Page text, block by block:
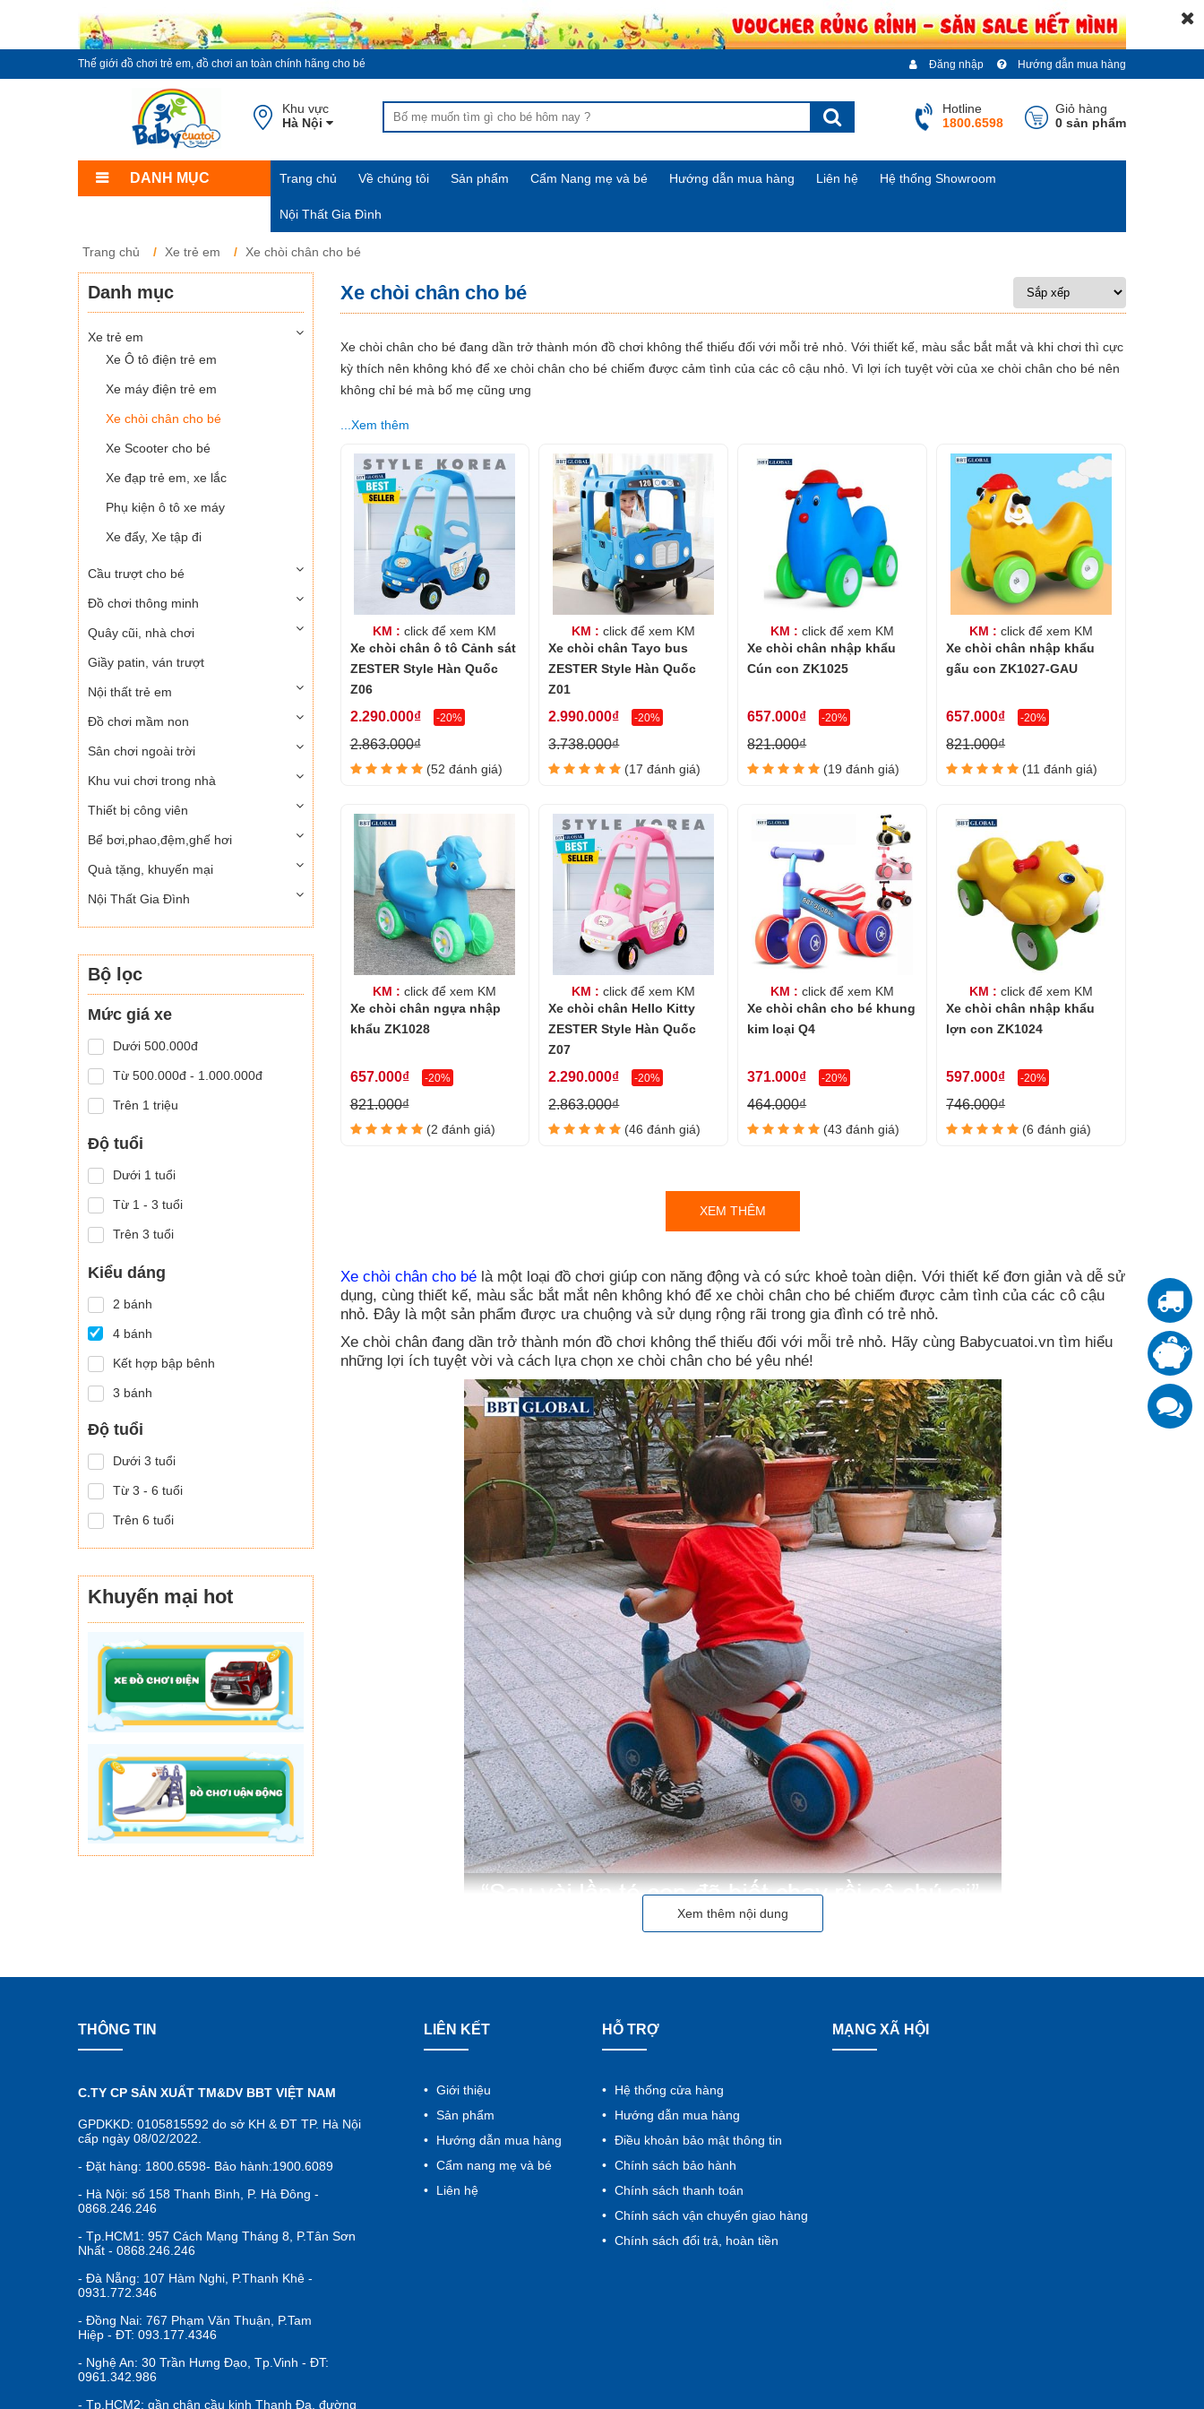
Thế giới đồ chơi trẻ em, đồ chơi an toàn chính hãng cho bé Hướng dẫn mua hàng
Đăng nhập
Khu vực
Hà Nội
Giỏ hàng
0 sản phẩm
Hotline
1800.6598
DANH MỤC Trang chủ Về chúng tôi Sản phẩm Cẩm Nang mẹ và bé Hướng dẫn mua hàng Liên hệ Hệ thống Showroom
Nội Thất Gia Đình
Trang chủ Xe trẻ em Xe chòi chân cho bé
Danh mục
Xe trẻ em
Xe Ô tô điện trẻ em
Xe máy điện trẻ em
Xe chòi chân cho bé
Xe Scooter cho bé
Xe đạp trẻ em, xe lắc
Phụ kiện ô tô xe máy
Xe đẩy, Xe tập đi
Cầu trượt cho bé
Đồ chơi thông minh
Quây cũi, nhà chơi
Giầy patin, ván trượt
Nội thất trẻ em
Đồ chơi mầm non
Sân chơi ngoài trời
Khu vui chơi trong nhà
Thiết bị công viên
Bể bơi,phao,đệm,ghế hơi
Quà tặng, khuyến mại
Nội Thất Gia Đình
Bộ lọc
Mức giá xe
Dưới 500.000đ
Từ 500.000đ - 1.000.000đ
Trên 1 triệu
Độ tuổi
Dưới 1 tuổi
Từ 1 - 3 tuổi
Trên 3 tuổi
Kiểu dáng
2 bánh
4 bánh
Kết hợp bập bênh
3 bánh
Độ tuổi
Dưới 3 tuổi
Từ 3 - 6 tuổi
Trên 6 tuổi
Khuyến mại hot
Xe chòi chân cho bé
Xe chòi chân cho bé đang dần trở thành món đồ chơi không thể thiếu đối với mỗi trẻ nhỏ. Với thiết kế, màu sắc bắt mắt và khi chơi thì cực
kỳ thích nên không khó để xe chòi chân cho bé chiếm được cảm tình của các cô cậu nhỏ. Vì lợi ích tuyệt vời của xe chòi chân cho bé nên
không chỉ bé mà bố mẹ cũng ưng
...Xem thêm
KM : click để xem KM
Xe chòi chân ô tô Cảnh sát
ZESTER Style Hàn Quốc
Z06
2.290.000₫ -20%
2.863.000₫
(52 đánh giá)
KM : click để xem KM
Xe chòi chân Tayo bus
ZESTER Style Hàn Quốc
Z01
2.990.000₫ -20%
3.738.000₫
(17 đánh giá)
KM : click để xem KM
Xe chòi chân nhập khẩu
Cún con ZK1025
657.000₫ -20%
821.000₫
(19 đánh giá)
KM : click để xem KM
Xe chòi chân nhập khẩu
gấu con ZK1027-GAU
657.000₫ -20%
821.000₫
(11 đánh giá)
KM : click để xem KM
Xe chòi chân ngựa nhập
khẩu ZK1028
657.000₫ -20%
821.000₫
(2 đánh giá)
KM : click để xem KM
Xe chòi chân Hello Kitty
ZESTER Style Hàn Quốc
Z07
2.290.000₫ -20%
2.863.000₫
(46 đánh giá)
KM : click để xem KM
Xe chòi chân cho bé khung
kim loại Q4
371.000₫ -20%
464.000₫
(43 đánh giá)
KM : click để xem KM
Xe chòi chân nhập khẩu
lợn con ZK1024
597.000₫ -20%
746.000₫
(6 đánh giá)
XEM THÊM
Xe chòi chân cho bélà một loại đồ chơi giúp con năng động và có sức khoẻ toàn diện. Với thiết kế đơn giản và dễ sử
dụng, cùng thiết kế, màu sắc bắt mắt nên không khó để xe chòi chân cho bé chiếm được cảm tình của các cô cậu
nhỏ. Đây là một sản phẩm được ưa chuộng và sử dụng rộng rãi trong gia đình có trẻ nhỏ.
Xe chòi chân đang dần trở thành món đồ chơi không thể thiếu đối với mỗi trẻ nhỏ. Hãy cùng Babycuatoi.vn tìm hiểu
những lợi ích tuyệt vời và cách lựa chọn xe chòi chân cho bé yêu nhé!
1. Xe chòi chân 2 bánh
3. Xe chòi chân 4 bánh
4. Xe chòi chân kết hợp bập bênh
1. Xe chòi chân cho bé 1 tuổi
2. Xe chòi chân cho bé 1-3 tuổi
Xe chòi chân cho bé và những lợi ích tuyệt vời
Xem thêm nội dung
THÔNG TIN
C.TY CP SẢN XUẤT TM&DV BBT VIỆT NAM
GPDKKD: 0105815592 do sở KH & ĐT TP. Hà Nội
cấp ngày 08/02/2022.
- Đặt hàng: 1800.6598- Bảo hành:1900.6089
- Hà Nội: số 158 Thanh Bình, P. Hà Đông -
0868.246.246
- Tp.HCM1: 957 Cách Mạng Tháng 8, P.Tân Sơn
Nhất - 0868.246.246
- Đà Nẵng: 107 Hàm Nghi, P.Thanh Khê -
0931.772.346
- Đồng Nai: 767 Phạm Văn Thuận, P.Tam
Hiệp - ĐT: 093.177.4346
- Nghệ An: 30 Trần Hưng Đạo, Tp.Vinh - ĐT:
0961.342.986
- Tp.HCM2: gần chân cầu kinh Thanh Đa, đường
LIÊN KẾT
Giới thiệu
Sản phẩm
Hướng dẫn mua hàng
Cẩm nang mẹ và bé
Liên hệ
HỖ TRỢ
Hệ thống cửa hàng
Hướng dẫn mua hàng
Điều khoản bảo mật thông tin
Chính sách bảo hành
Chính sách thanh toán
Chính sách vận chuyển giao hàng
Chính sách đổi trả, hoàn tiền
MẠNG XÃ HỘI